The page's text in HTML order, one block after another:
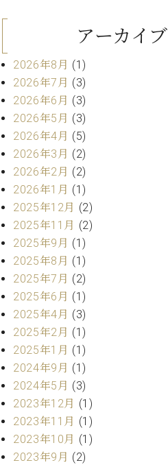
アーカイブ
2026年8月 (1)
2026年7月 (3)
2026年6月 (3)
2026年5月 (3)
2026年4月 (5)
2026年3月 (2)
2026年2月 (2)
2026年1月 (1)
2025年12月 (2)
2025年11月 (2)
2025年9月 (1)
2025年8月 (1)
2025年7月 (2)
2025年6月 (1)
2025年4月 (3)
2025年2月 (1)
2025年1月 (1)
2024年9月 (1)
2024年5月 (3)
2023年12月 (1)
2023年11月 (1)
2023年10月 (1)
2023年9月 (2)